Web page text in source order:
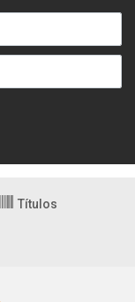
Títulos